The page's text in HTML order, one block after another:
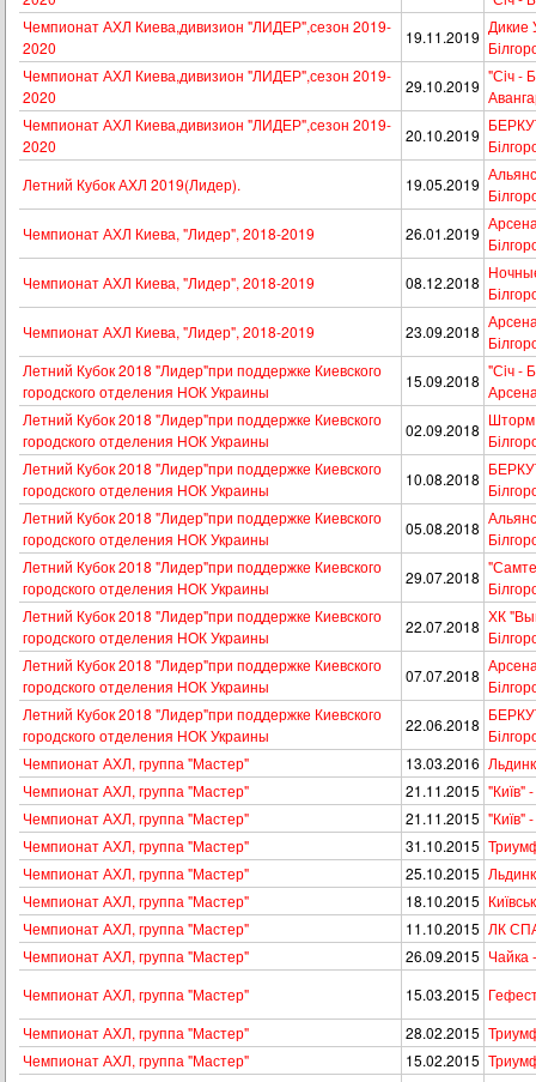
Чемпионат АХЛ Киева,дивизион "ЛИДЕР",сезон 2019-
2020
19.11.2019
Дикие
Чемпионат АХЛ Киева,дивизион "ЛИДЕР",сезон 2019-
2020
29.10.2019
"Сiч -
Чемпионат АХЛ Киева,дивизион "ЛИДЕР",сезон 2019-
2020
20.10.2019
Летний Кубок АХЛ 2019(Лидер).
19.05.2019
Чемпионат АХЛ Киева, "Лидер", 2018-2019
26.01.2019
Чемпионат АХЛ Киева, "Лидер", 2018-2019
08.12.2018
Чемпионат АХЛ Киева, "Лидер", 2018-2019
23.09.2018
Летний Кубок 2018 "Лидер"при поддержке Киевского
городского отделения НОК Украины
15.09.2018
"Сiч -
Летний Кубок 2018 "Лидер"при поддержке Киевского
городского отделения НОК Украины
02.09.2018
Летний Кубок 2018 "Лидер"при поддержке Киевского
городского отделения НОК Украины
10.08.2018
Летний Кубок 2018 "Лидер"при поддержке Киевского
городского отделения НОК Украины
05.08.2018
Летний Кубок 2018 "Лидер"при поддержке Киевского
городского отделения НОК Украины
29.07.2018
Летний Кубок 2018 "Лидер"при поддержке Киевского
городского отделения НОК Украины
22.07.2018
ХК
Летний Кубок 2018 "Лидер"при поддержке Киевского
городского отделения НОК Украины
07.07.2018
Летний Кубок 2018 "Лидер"при поддержке Киевского
городского отделения НОК Украины
22.06.2018
Чемпионат АХЛ, группа "Мастер"
13.03.2016
Чемпионат АХЛ, группа "Мастер"
21.11.2015 "Київ"
Чемпионат АХЛ, группа "Мастер"
21.11.2015 "Київ"
Чемпионат АХЛ, группа "Мастер"
31.10.2015
Чемпионат АХЛ, группа "Мастер"
25.10.2015
Чемпионат АХЛ, группа "Мастер"
18.10.2015
Чемпионат АХЛ, группа "Мастер"
11.10.2015 ЛК
Чемпионат АХЛ, группа "Мастер"
26.09.2015 Чайка
Чемпионат АХЛ, группа "Мастер"
15.03.2015
Чемпионат АХЛ, группа "Мастер"
28.02.2015
Чемпионат АХЛ, группа "Мастер"
15.02.2015